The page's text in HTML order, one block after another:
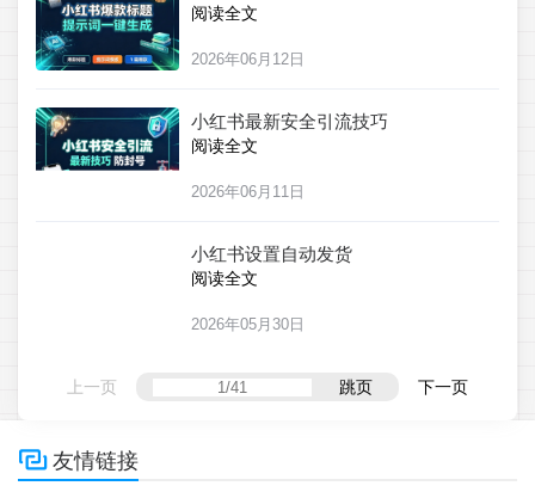
阅读全文
2026年06月12日
小红书最新安全引流技巧
阅读全文
2026年06月11日
小红书设置自动发货
阅读全文
2026年05月30日
上一页 跳页 下一页
 友情链接